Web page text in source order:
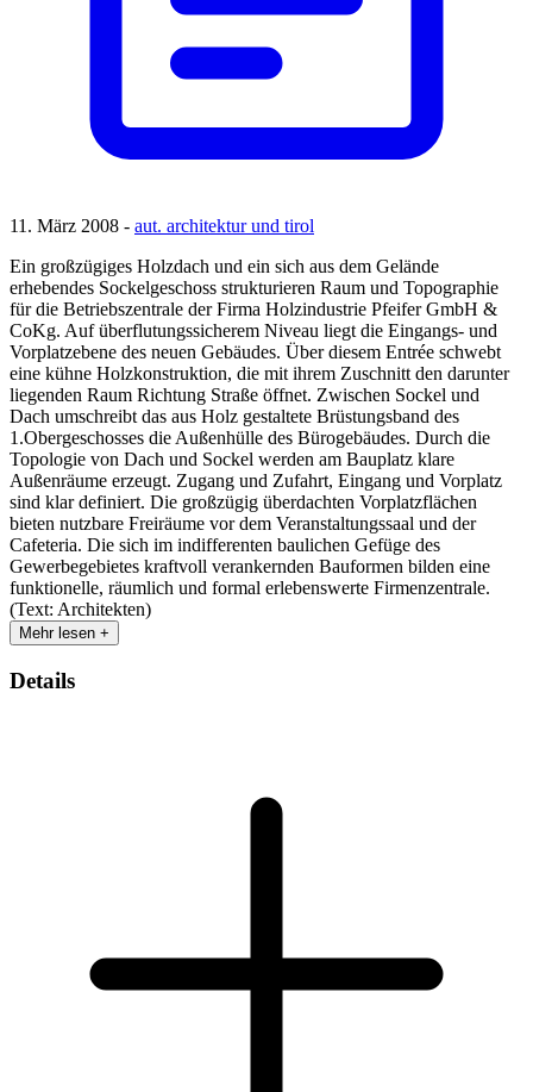
11. März 2008 - aut. architektur und tirol
Ein großzügiges Holzdach und ein sich aus dem Gelände
erhebendes Sockelgeschoss strukturieren Raum und Topographie
für die Betriebszentrale der Firma Holzindustrie Pfeifer GmbH &
CoKg. Auf überflutungssicherem Niveau liegt die Eingangs- und
Vorplatzebene des neuen Gebäudes. Über diesem Entrée schwebt
eine kühne Holzkonstruktion, die mit ihrem Zuschnitt den darunter
liegenden Raum Richtung Straße öffnet. Zwischen Sockel und
Dach umschreibt das aus Holz gestaltete Brüstungsband des
1.Obergeschosses die Außenhülle des Bürogebäudes. Durch die
Topologie von Dach und Sockel werden am Bauplatz klare
Außenräume erzeugt. Zugang und Zufahrt, Eingang und Vorplatz
sind klar definiert. Die großzügig überdachten Vorplatzflächen
bieten nutzbare Freiräume vor dem Veranstaltungssaal und der
Cafeteria. Die sich im indifferenten baulichen Gefüge des
Gewerbegebietes kraftvoll verankernden Bauformen bilden eine
funktionelle, räumlich und formal erlebenswerte Firmenzentrale.
(Text: Architekten)
Mehr lesen +
Details